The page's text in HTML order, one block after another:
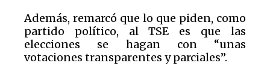
Además, remarcó que lo que piden, como
partido político, al TSE es que las
elecciones se hagan con “unas
votaciones transparentes y parciales”.